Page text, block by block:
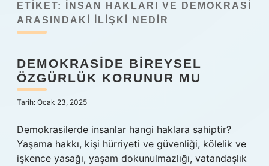
Yasal Uyarı
ETIKET:
İNSAN HAKLARI VE DEMOKRASI
ARASINDAKI ILIŞKI NEDIR
DEMOKRASIDE BIREYSEL
ÖZGÜRLÜK KORUNUR MU
Tarih: Ocak 23, 2025
Demokrasilerde insanlar hangi haklara sahiptir?
Yaşama hakkı, kişi hürriyeti ve güvenliği, kölelik ve
işkence yasağı, yaşam dokunulmazlığı, vatandaşlık